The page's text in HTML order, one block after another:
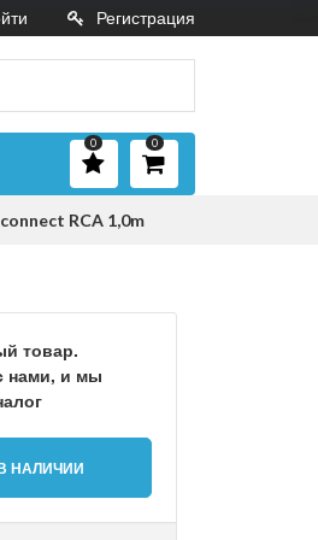
Регистрация
0
0
RCA 1,0m
товар.
нами, и мы
НАЛИЧИИ